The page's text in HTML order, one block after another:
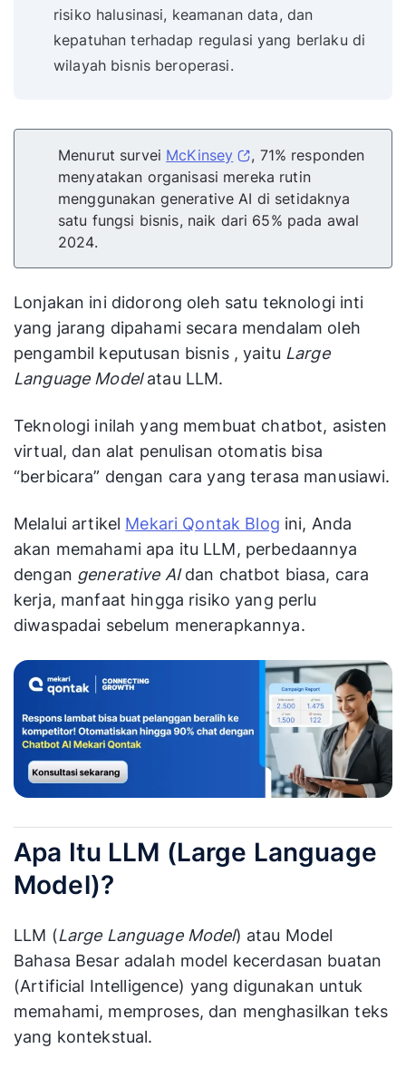
risiko halusinasi, keamanan data, dan
kepatuhan terhadap regulasi yang berlaku di
wilayah bisnis beroperasi.
Menurut survei McKinsey
, 71% responden
menyatakan organisasi mereka rutin
menggunakan generative AI di setidaknya
satu fungsi bisnis, naik dari 65% pada awal
2024.
Lonjakan ini didorong oleh satu teknologi inti
yang jarang dipahami secara mendalam oleh
pengambil keputusan bisnis , yaitu Large
Language Modelatau LLM.
Teknologi inilah yang membuat chatbot, asisten
virtual, dan alat penulisan otomatis bisa
“berbicara” dengan cara yang terasa manusiawi.
Melalui artikel Mekari Qontak Blog ini, Anda
akan memahami apa itu LLM, perbedaannya
dengan generative AIdan chatbot biasa, cara
kerja, manfaat hingga risiko yang perlu
diwaspadai sebelum menerapkannya.
Apa Itu LLM (Large Language
Model)?
LLM (Large Language Model) atau Model
Bahasa Besar adalah model kecerdasan buatan
(Artificial Intelligence) yang digunakan untuk
memahami, memproses, dan menghasilkan teks
yang kontekstual.